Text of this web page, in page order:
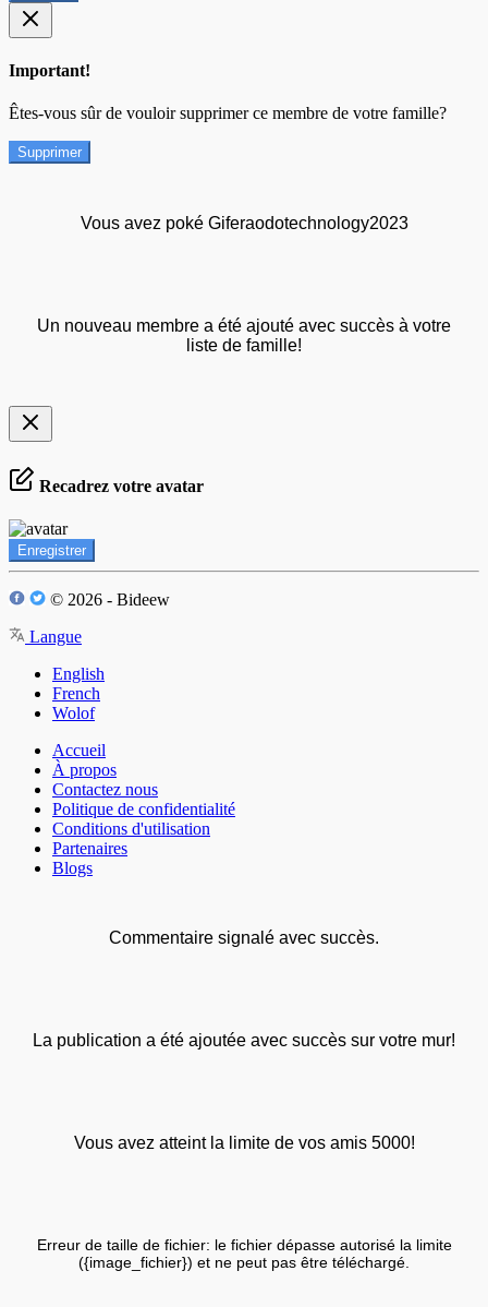
Important!
Êtes-vous sûr de vouloir supprimer ce membre de votre famille?
Supprimer
Vous avez poké Giferaodotechnology2023
Un nouveau membre a été ajouté avec succès à votre
liste de famille!
Recadrez votre avatar
Enregistrer
© 2026 - Bideew
Langue
English
French
Wolof
Accueil
À propos
Contactez nous
Politique de confidentialité
Conditions d'utilisation
Partenaires
Blogs
Commentaire signalé avec succès.
La publication a été ajoutée avec succès sur votre mur!
Vous avez atteint la limite de vos amis 5000!
Erreur de taille de fichier: le fichier dépasse autorisé la limite
({image_fichier}) et ne peut pas être téléchargé.